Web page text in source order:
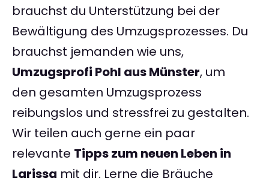
brauchst du Unterstützung bei der
Bewältigung des Umzugsprozesses. Du
brauchst jemanden wie uns,
Umzugsprofi Pohl aus Münster, um
den gesamten Umzugsprozess
reibungslos und stressfrei zu gestalten.
Wir teilen auch gerne ein paar
relevante Tipps zum neuen Leben in
Larissa mit dir. Lerne die Bräuche